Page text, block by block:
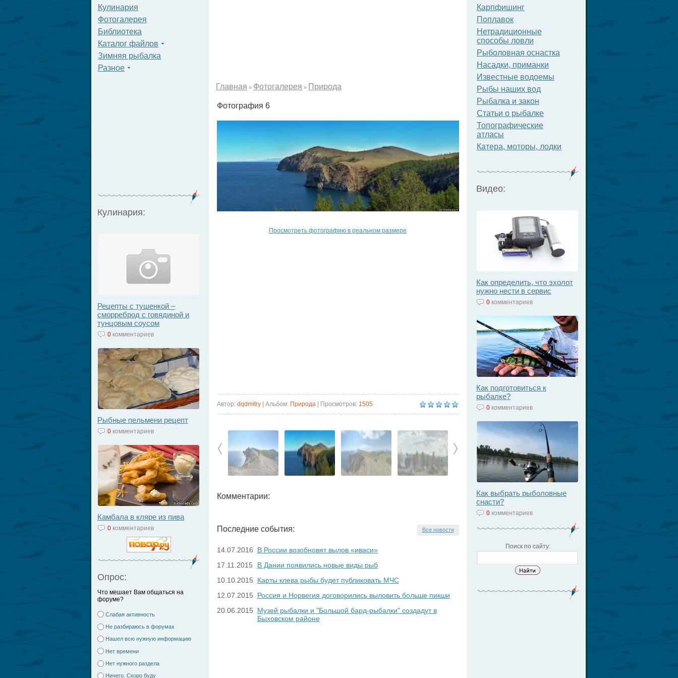
Кулинария
Фотогалерея
Библиотека
Каталог файлов
Зимняя рыбалка
Разное
Кулинария:
Рецепты с тушенкой –
сморреброд с говядиной и
тунцовым соусом
0 комментариев
Рыбные пельмени рецепт
0 комментариев
Камбала в кляре из пива
0 комментариев
Опрос:
Что мешает Вам общаться на
форуме?
Слабая активность
Не разбираюсь в форумах
Нашел всю нужную информацию
Нет времени
Нет нужного раздела
Ничего. Скоро буду
Главная » Фотогалерея » Природа
Фотография 6
Просмотреть фотографию в реальном размере
Автор: dqdmitry| Альбом: Природа| Просмотров: 1505
Комментарии:
Последние события: Все новости
14.07.2016
В России возобновят вылов «иваси»
17.11.2015
В Дании появились новые виды рыб
10.10.2015
Карты клева рыбы будет публиковать МЧС
12.07.2015
Россия и Норвегия договорились выловить больше пикши
20.06.2015
Музей рыбалки и "Большой бард-рыбалки" создадут в
Быховском районе
Карпфишинг
Поплавок
Нетрадиционные
способы ловли
Рыболовная оснастка
Насадки, приманки
Известные водоемы
Рыбы наших вод
Рыбалка и закон
Статьи о рыбалке
Топографические
атласы
Катера, моторы, лодки
Видео:
Как определить, что эхолот
нужно нести в сервис
0 комментариев
Как подготовиться к
рыбалке?
0 комментариев
Как выбрать рыболовные
снасти?
0 комментариев
Поиск по сайту: